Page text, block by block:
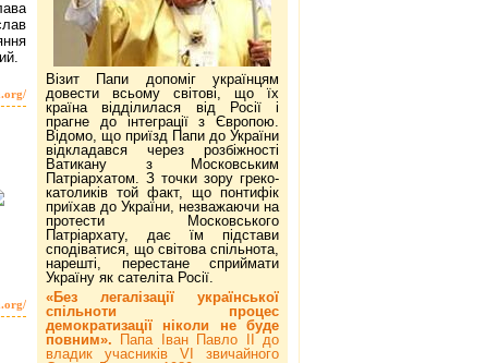
Візит Папи допоміг українцям
довести всьому світові, що їх
країна відділилася від Росії і
прагне до інтеграції з Європою.
Відомо, що приїзд Папи до України
відкладався через розбіжності
Ватикану з Московським
Патріархатом. З точки зору греко-
католиків той факт, що понтифік
приїхав до України, незважаючи на
протести Московського
Патріархату, дає їм підстави
сподіватися, що світова спільнота,
нарешті, перестане сприймати
Україну як сателіта Росії.
«Без легалізації української
спільноти процес
демократизації ніколи не буде
повним».
Папа Іван Павло ІІ до
владик учасників VI звичайного